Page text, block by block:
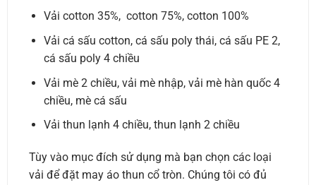
Vải cotton 35%, cotton 75%, cotton 100%
Vải cá sấu cotton, cá sấu poly thái, cá sấu PE 2,
cá sấu poly 4 chiều
Vải mè 2 chiều, vải mè nhập, vải mè hàn quốc 4
chiều, mè cá sấu
Vải thun lạnh 4 chiều, thun lạnh 2 chiều
Tùy vào mục đích sử dụng mà bạn chọn các loại
vải để đặt may áo thun cổ tròn. Chúng tôi có đủ